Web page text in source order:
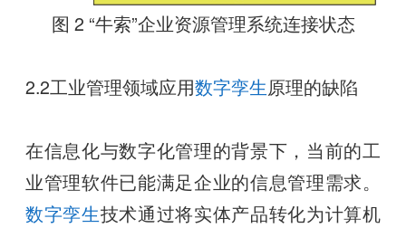
图 2 “牛索”企业资源管理系统连接状态
2.2工业管理领域应用数字孪生原理的缺陷
在信息化与数字化管理的背景下，当前的工
业管理软件已能满足企业的信息管理需求。
数字孪生技术通过将实体产品转化为计算机